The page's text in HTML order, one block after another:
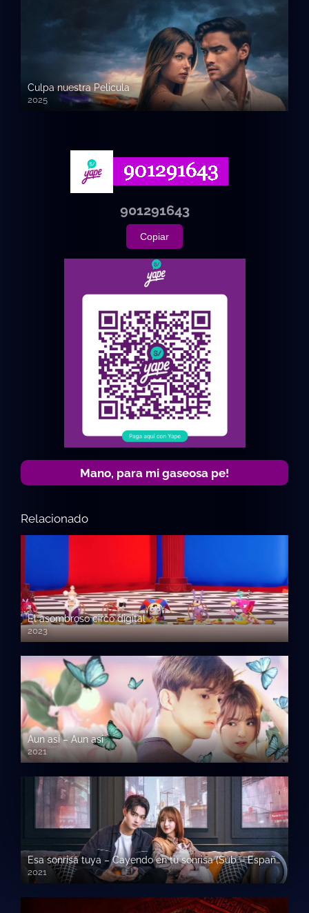
Culpa nuestra Pelicula
2025
720p HD
901291643
Copiar
Mano, para mi gaseosa pe!
Relacionado
El asombroso circo digital
2023
Aun así – Aun asi
2021
Esa sonrisa tuya – Cayendo en tu sonrisa (Sub – Español)
2021